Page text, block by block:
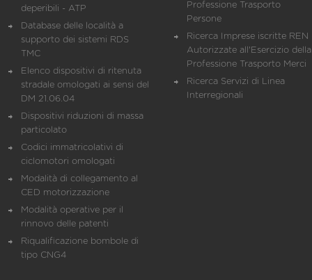
deperibili - ATP
Database delle località a
supporto dei sistemi RDS
TMC
Elenco dispositivi di ritenuta
stradale omologati ai sensi del
DM 21.06.04
Dispositivi riduzioni di massa
particolato
Codici immatricolativi di
ciclomotori omologati
Modalità di collegamento al
CED motorizzazione
Modalità operative per il
rinnovo delle patenti
Riqualificazione bombole di
tipo CNG4
Professione Trasporto
Persone
Ricerca Imprese iscritte REN
Autorizzate all'Esercizio della
Professione Trasporto Merci
Ricerca Servizi di Linea
Interregionali